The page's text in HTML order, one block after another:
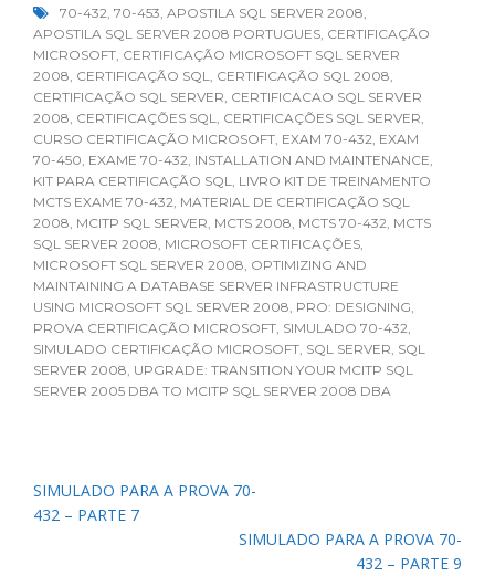
70-432, 70-453, APOSTILA SQL SERVER 2008,
APOSTILA SQL SERVER 2008 PORTUGUES, CERTIFICAÇÃO
MICROSOFT, CERTIFICAÇÃO MICROSOFT SQL SERVER
2008, CERTIFICAÇÃO SQL, CERTIFICAÇÃO SQL 2008,
CERTIFICAÇÃO SQL SERVER, CERTIFICACAO SQL SERVER
2008, CERTIFICAÇÕES SQL, CERTIFICAÇÕES SQL SERVER,
CURSO CERTIFICAÇÃO MICROSOFT, EXAM 70-432, EXAM
70-450, EXAME 70-432, INSTALLATION AND MAINTENANCE,
KIT PARA CERTIFICAÇÃO SQL, LIVRO KIT DE TREINAMENTO
MCTS EXAME 70-432, MATERIAL DE CERTIFICAÇÃO SQL
2008, MCITP SQL SERVER, MCTS 2008, MCTS 70-432, MCTS
SQL SERVER 2008, MICROSOFT CERTIFICAÇÕES,
MICROSOFT SQL SERVER 2008, OPTIMIZING AND
MAINTAINING A DATABASE SERVER INFRASTRUCTURE
USING MICROSOFT SQL SERVER 2008, PRO: DESIGNING,
PROVA CERTIFICAÇÃO MICROSOFT, SIMULADO 70-432,
SIMULADO CERTIFICAÇÃO MICROSOFT, SQL SERVER, SQL
SERVER 2008, UPGRADE: TRANSITION YOUR MCITP SQL
SERVER 2005 DBA TO MCITP SQL SERVER 2008 DBA
Navegação
de
SIMULADO PARA A PROVA 70-
432 – PARTE 7
SIMULADO PARA A PROVA 70-
432 – PARTE 9